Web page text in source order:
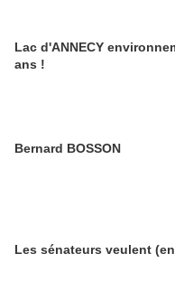
Lac d'ANNECY
ans !
Bernard BOSSON
Les sénateurs veulent